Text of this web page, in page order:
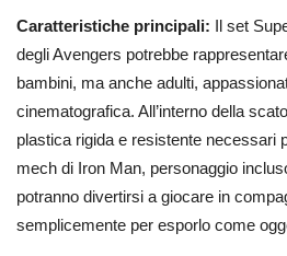
Caratteristiche principali: Il set
degli Avengers potrebbe
bambini, ma anche adulti,
cinematografica. All’interno della
plastica rigida e resistente necessari
mech di Iron Man, personaggio
potranno divertirsi a giocare in
semplicemente per esporlo come